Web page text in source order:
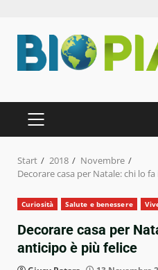
Inhalt
springen
PRIMÄRES
MENÜ
Start 2018
Novembre
Decorare casa per Natale: chi lo
Curiosità Salute e benessere
Decorare casa per
anticipo è più felice